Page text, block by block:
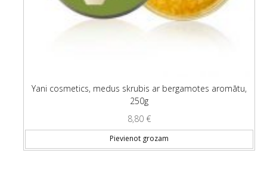
Yani cosmetics, medus skrubis ar bergamotes aromātu,
250g
8,80 €
Pievienot grozam